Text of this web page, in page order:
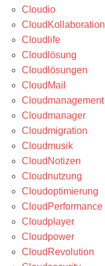
Cloudio
CloudKollaboration
Cloudlife
Cloudlösung
Cloudlösungen
CloudMail
Cloudmanagement
Cloudmanager
Cloudmigration
Cloudmusik
CloudNotizen
Cloudnutzung
Cloudoptimierung
CloudPerformance
Cloudplayer
Cloudpower
CloudRevolution